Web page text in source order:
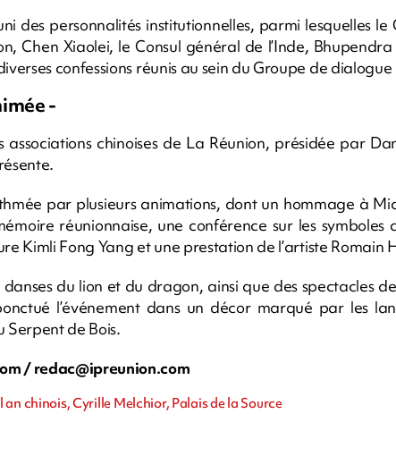
des personnalités institutionnelles, parmi lesquelles
Chen Xiaolei, le Consul général de l’Inde,
confessions réunis au sein du Groupe de
-
associations chinoises de La Réunion, présidée par
par plusieurs animations, dont un hommage à
réunionnaise, une conférence sur les symboles
Kimli Fong Yang et une prestation de l’artiste Romain
du lion et du dragon, ainsi que des spectacles
l’événement dans un décor marqué par les
Serpent de Bois.
/redac@ipreunion.com
chinois, Cyrille Melchior, Palais de la Source